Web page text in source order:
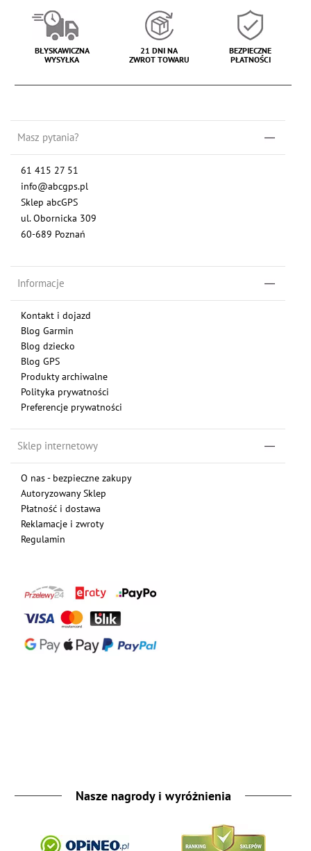
BŁYSKAWICZNA
WYSYŁKA
21 DNI NA
ZWROT TOWARU
BEZPIECZNE
PŁATNOŚCI
Masz pytania?
61 415 27 51
info@abcgps.pl
Sklep abcGPS
ul. Obornicka 309
60-689 Poznań
Informacje
Kontakt i dojazd
Blog Garmin
Blog dziecko
Blog GPS
Produkty archiwalne
Polityka prywatności
Preferencje prywatności
Sklep internetowy
O nas - bezpieczne zakupy
Autoryzowany Sklep
Płatność i dostawa
Reklamacje i zwroty
Regulamin
Nasze nagrody i wyróżnienia